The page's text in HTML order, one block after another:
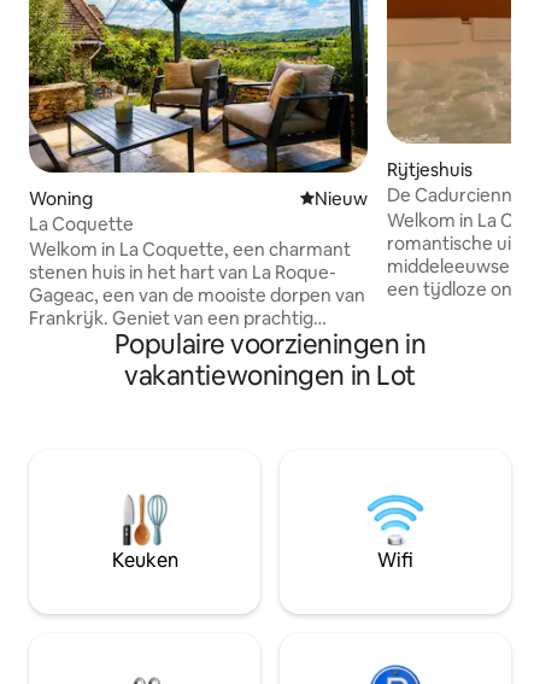
Woning Nieuwe accommodatie
Nieuw
La Coquette
Welkom in La Coquette, een charmant
stenen huis in het hart van La Roque-
Gageac, een van de mooiste dorpen van
Frankrijk. Geniet van een prachtig
uitzicht op de Dordogne-vallei,
nabijgelegen cafés, winkels en
wandelingen langs de rivier. Bekijk bij
traditioneel karakter met modern
comfort, allemaal in een rustgevende
sfeer. Dicht bij Sarlat, Domme, Beynac
en meer, is het een ideale uitvalsbasis
familievakantie.
Rijtjeshuis
De Cadurcienne
geheime kamer
Welkom in La
romantische uitje
middeleeuwse Cahors Trakteer
een tijdloze
in een charmant
Cadurcienne is
zintuigen te
geheime kamer
verlichting..elk
verbinding te
momenten
Populaire voorzieningen in
vakantiewoningen in Lot
Keuken Wifi